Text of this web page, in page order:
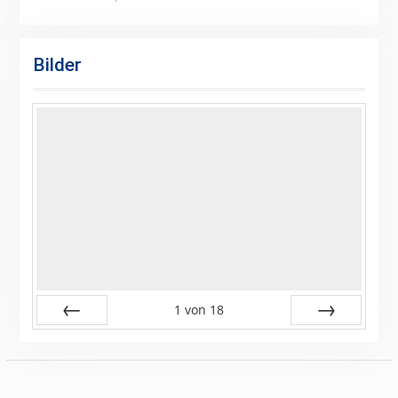
Bilder
1 von 18